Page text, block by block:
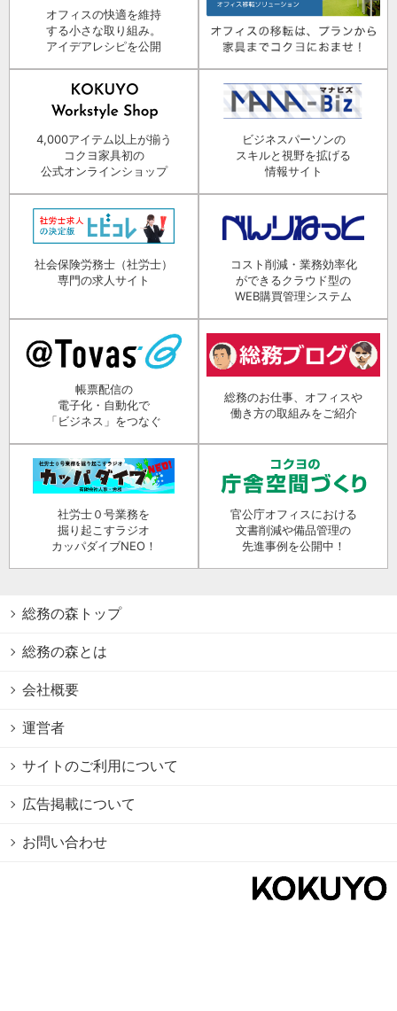
オフィスの快適を維持
する小さな取り組み。
アイデアレシピを公開
4,000アイテム以上が揃う
コクヨ家具初の
公式オンラインショップ
ビジネスパーソンの
スキルと視野を拡げる
情報サイト
社会保険労務士（社労士）
専門の求人サイト
コスト削減・業務効率化
ができるクラウド型の
WEB購買管理システム
帳票配信の
電子化・自動化で
「ビジネス」をつなぐ
総務のお仕事、オフィスや
働き方の取組みをご紹介
社労士０号業務を
掘り起こすラジオ
カッパダイブNEO！
官公庁オフィスにおける
文書削減や備品管理の
先進事例を公開中！
総務の森トップ
総務の森とは
会社概要
運営者
サイトのご利用について
広告掲載について
お問い合わせ